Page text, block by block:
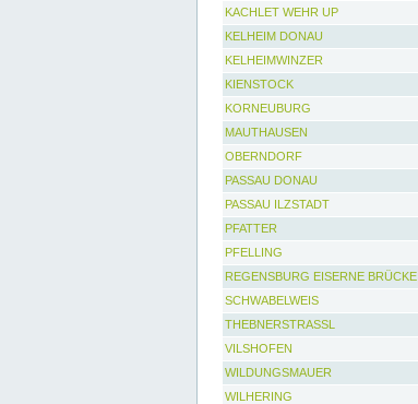
KACHLET WEHR UP
KELHEIM DONAU
KELHEIMWINZER
KIENSTOCK
KORNEUBURG
MAUTHAUSEN
OBERNDORF
PASSAU DONAU
PASSAU ILZSTADT
PFATTER
PFELLING
REGENSBURG EISERNE BRÜCKE
SCHWABELWEIS
THEBNERSTRASSL
VILSHOFEN
WILDUNGSMAUER
WILHERING